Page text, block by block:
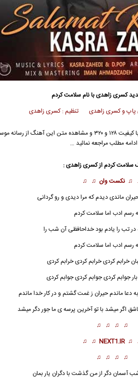
کسری زاهدیبا نام سلامت کردم
دی پاپ و کسری زاهدی تنظیم : کسری زاهدی
با کیفیت ۱۲۸ و ۳۲۰ و مشاهده متن این آهنگ از
مطلب مراجعه نمائید …
سلامت کردم ازکسری زاهدی:
♫ نکست وان ♫ ♫
ماندی دیدم که مرا دیدی و رو گردانی
رسم ادب اما سلامت کردم
در تب را یادم بود خداحافظی آن شب را
رسم ادب اما سلامت کردم
خرابم کردی خرابم کردی خرابم کردی
جوابم کردی جوابم کردی جوابم کردی
دعا ماندم حیران ز غمت گشتم و در کار خدا ماندم
اگر میشد با تو آخرین پرسه ی ما جور دگر میشد
♫ ♫ ♫ ♫
♫
NEXT1.IR
♫ ♫
♫ ♫ ♫ ♫
دگر از من گذشت با دگران یار بمان